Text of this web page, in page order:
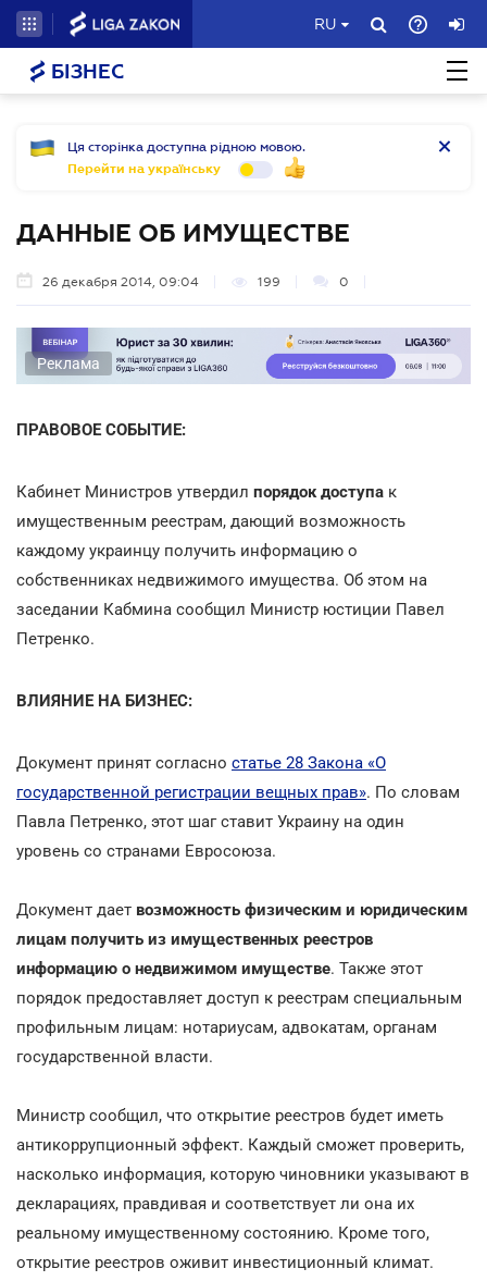
RU
БІЗНЕС
Ця сторінка доступна рідною мовою.
Перейти на українську
ДАННЫЕ ОБ ИМУЩЕСТВЕ
26 декабря 2014, 09:04 199 0
Реклама
ПРАВОВОЕ СОБЫТИЕ:
Кабинет Министров утвердил порядок доступа к
имущественным реестрам, дающий возможность
каждому украинцу получить информацию о
собственниках недвижимого имущества. Об этом на
заседании Кабмина сообщил Министр юстиции Павел
Петренко.
ВЛИЯНИЕ НА БИЗНЕС:
Документ принят согласно статье 28 Закона «О
государственной регистрации вещных прав». По словам
Павла Петренко, этот шаг ставит Украину на один
уровень со странами Евросоюза.
Документ дает возможность физическим и юридическим
лицам получить из имущественных реестров
информацию о недвижимом имуществе. Также этот
порядок предоставляет доступ к реестрам специальным
профильным лицам: нотариусам, адвокатам, органам
государственной власти.
Министр сообщил, что открытие реестров будет иметь
антикоррупционный эффект. Каждый сможет проверить,
насколько информация, которую чиновники указывают в
декларациях, правдивая и соответствует ли она их
реальному имущественному состоянию. Кроме того,
открытие реестров оживит инвестиционный климат.